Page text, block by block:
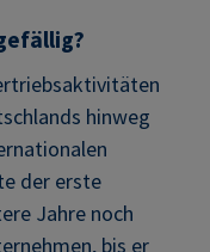
hinweg
der erste
Jahre noch
bis er